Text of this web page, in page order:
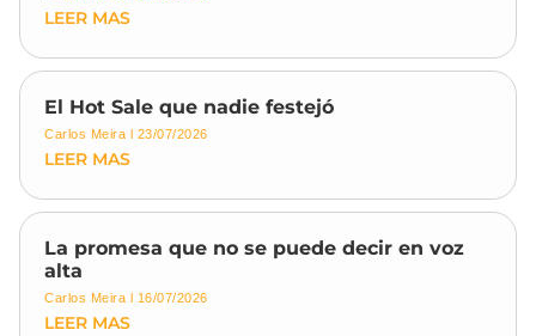
LEER MAS
El Hot Sale que nadie festejó
Carlos Meira 23/07/2026
LEER MAS
La promesa que no se puede decir en voz
alta
Carlos Meira 16/07/2026
LEER MAS